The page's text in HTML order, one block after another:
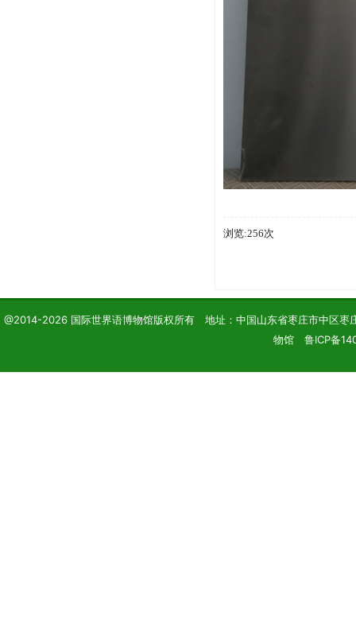
浏览:256次
@2014-2026 国际世界语博物馆版权所有 地址：中国山东省枣庄市中区
物馆 鲁ICP备